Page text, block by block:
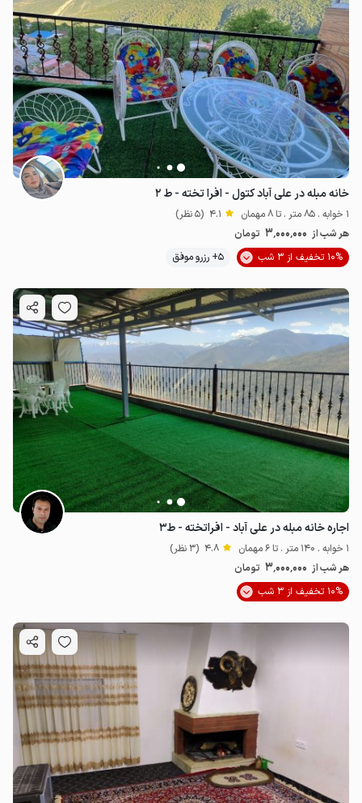
خانه مبله در علی آباد کتول - افرا تخته - ط ۲
1 خوابه . 85 متر . تا 8 مهمان 4.1 (5 نظر)
هر شب از 3٬000٬000 تومان
10% تخفیف از 3 شب
5+ رزرو موفق
اجاره خانه مبله در علی آباد - افراتخته - ط۳
1 خوابه . 140 متر . تا 6 مهمان 4.8 (3 نظر)
هر شب از 3٬000٬000 تومان
10% تخفیف از 3 شب